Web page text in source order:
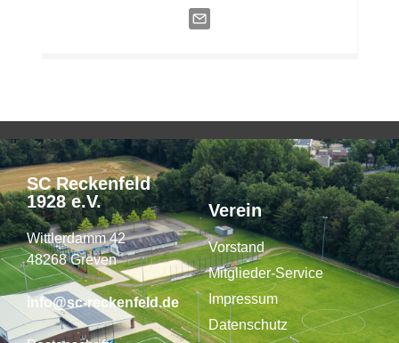
SC Reckenfeld
1928 e.V.
Wittlerdamm 42
48268 Greven
info@sc-reckenfeld.de
Verein
Vorstand
Mitglieder-Service
Impressum
Datenschutz